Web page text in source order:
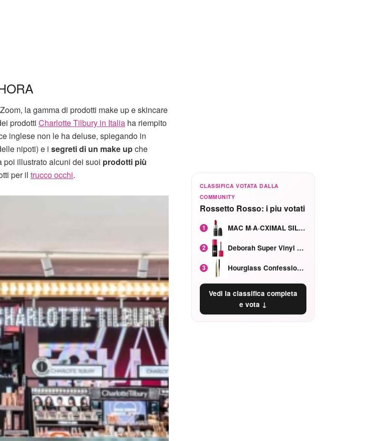
la gamma di prodotti make up e skincare
prodotti Charlotte Tilbury in Italia ha riempito
inglese non le ha deluse, spiegando in
nipoti) e i segreti di un make upche
poi illustrato alcuni dei suoi prodotti più
per il trucco occhi.
CLASSIFICA VOTATA DALLA
COMMUNITY
Rossetto Rosso: i piu votati
1 MAC M·A·CXIMAL SILKY MATTE Red Rock mat
2 Deborah Super Vinyl Shake Rosa Ciliegia
3 Hourglass Confession Ricaricabile Ultra Preciso Ad Alta Intensità Secretly Classic Red
Vedi la classifica completa
e vota ↓